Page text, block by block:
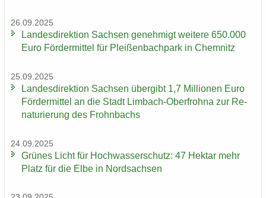
26.09.2025
Lan­des­di­rek­ti­on Sach­sen ge­neh­migt wei­te­re 650.000
Euro För­der­mit­tel für Plei­ßen­bach­park in Chem­nitz
25.09.2025
Lan­des­di­rek­ti­on Sach­sen über­gibt 1,7 Mil­lio­nen Euro
För­der­mit­tel an die Stadt Limbach-​Oberfrohna zur Re­
na­tu­rie­rung des Frohn­bachs
24.09.2025
Grü­nes Licht für Hoch­was­ser­schutz: 47 Hekt­ar mehr
Platz für die Elbe in Nord­sach­sen